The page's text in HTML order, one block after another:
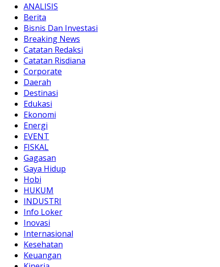
ANALISIS
Berita
Bisnis Dan Investasi
Breaking News
Catatan Redaksi
Catatan Risdiana
Corporate
Daerah
Destinasi
Edukasi
Ekonomi
Energi
EVENT
FISKAL
Gagasan
Gaya Hidup
Hobi
HUKUM
INDUSTRI
Info Loker
Inovasi
Internasional
Kesehatan
Keuangan